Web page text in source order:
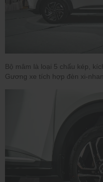
Bộ mâm là loại 5 chấu kép,
Gương xe tích hợp đèn xi-nhan.